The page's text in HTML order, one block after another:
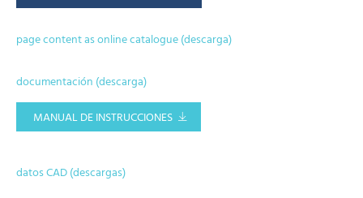
page content as online catalogue (descarga)
documentación (descarga)
MANUAL DE INSTRUCCIONES
datos CAD (descargas)